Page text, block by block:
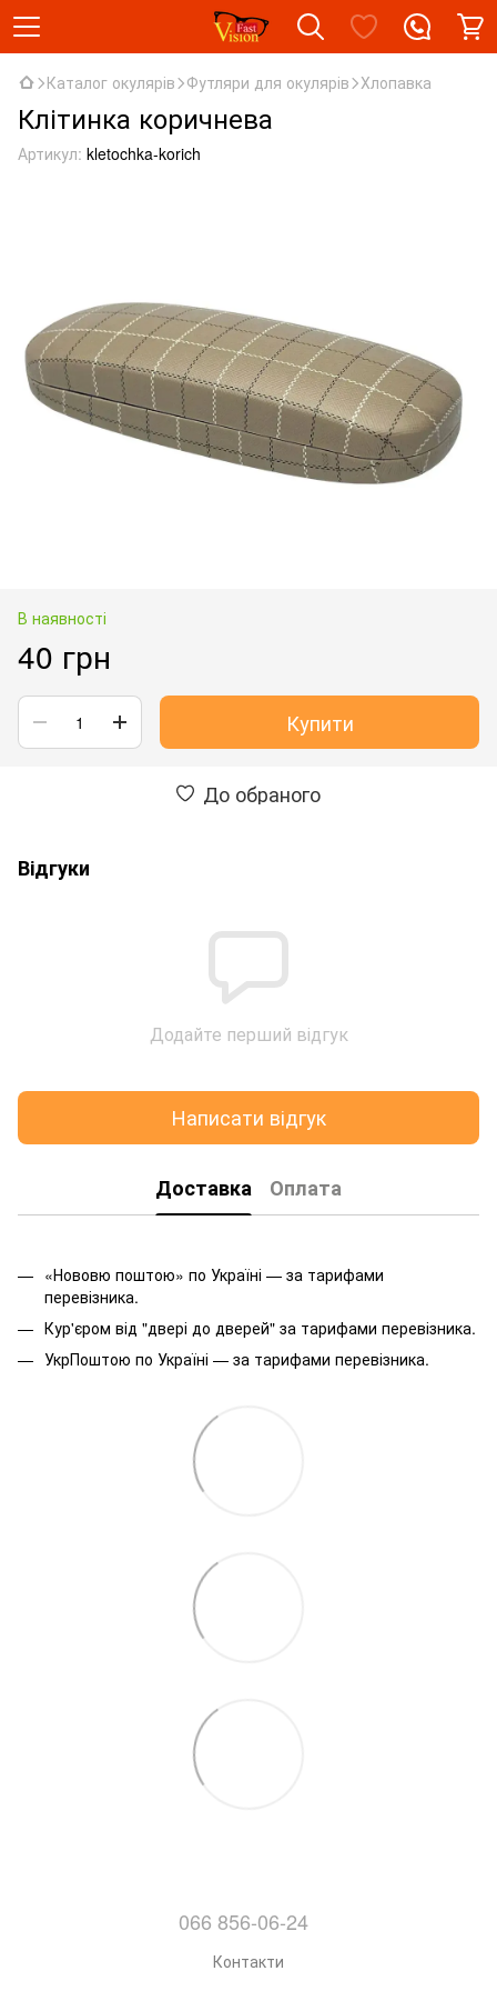
Каталог окулярів Футляри для окулярів Хлопавка
Клітинка коричнева
Артикул: kletochka-korich
В наявності
40 грн
Купити
До обраного
Відгуки
Додайте перший відгук
Написати відгук
Доставка Оплата
«Нововю поштою» по Україні — за тарифами
перевізника.
Кур'єром від "двері до дверей" за тарифами перевізника.
УкрПоштою по Україні — за тарифами перевізника.
066 856-06-24
Контакти